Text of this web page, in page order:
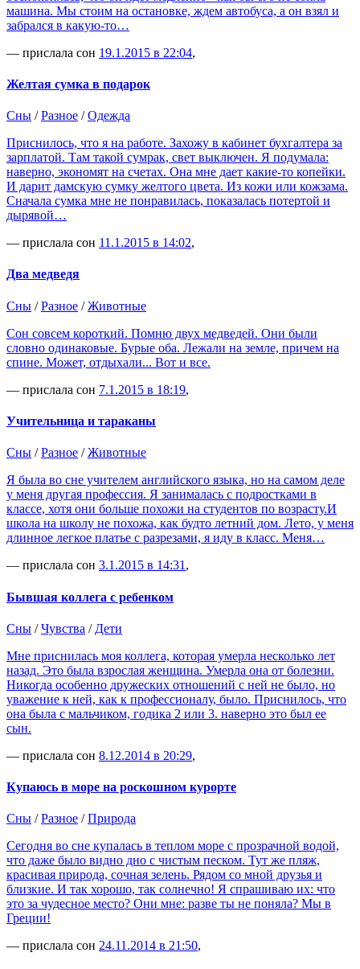
машина. Мы стоим на остановке, ждем автобуса, а он взял и
забрался в какую-то…
— прислала сон 19.1.2015 в 22:04,
Желтая сумка в подарок
Сны /Разное /Одежда
Приснилось, что я на работе. Захожу в кабинет бухгалтера за
зарплатой. Там такой сумрак, свет выключен. Я подумала:
наверно, экономят на счетах. Она мне дает какие-то копейки.
И дарит дамскую сумку желтого цвета. Из кожи или кожзама.
Сначала сумка мне не понравилась, показалась потертой и
дырявой…
— прислала сон 11.1.2015 в 14:02,
Два медведя
Сны /Разное /Животные
Сон совсем короткий. Помню двух медведей. Они были
словно одинаковые. Бурые оба. Лежали на земле, причем на
спине. Может, отдыхали... Вот и все.
— прислала сон 7.1.2015 в 18:19,
Учительница и тараканы
Сны /Разное /Животные
Я была во сне учителем английского языка, но на самом деле
у меня другая профессия. Я занималась с подростками в
классе, хотя они больше похожи на студентов по возрасту.И
школа на школу не похожа, как будто летний дом. Лето, у меня
длинное легкое платье с разрезами, я иду в класс. Меня…
— прислала сон 3.1.2015 в 14:31 ,
Бывшая коллега с ребенком
Сны /Чувства / Дети
Мне приснилась моя коллега, которая умерла несколько лет
назад. Это была взрослая женщина. Умерла она от болезни.
Никогда особенно дружеских отношений с ней не было, но
уважение к ней, как к профессионалу, было. Приснилось, что
она была с мальчиком, годика 2 или 3. наверно это был ее
сын.
— прислала сон 8.12.2014 в 20:29,
Купаюсь в море на роскошном курорте
Сны /Разное /Природа
Сегодня во сне купалась в теплом море с прозрачной водой,
что даже было видно дно с чистым песком. Тут же пляж,
красивая природа, сочная зелень. Рядом со мной друзья и
близкие. И так хорошо, так солнечно! Я спрашиваю их: что
это за чудесное место? Они мне: разве ты не поняла? Мы в
Греции!
— прислала сон 24.11.2014 в 21:50,